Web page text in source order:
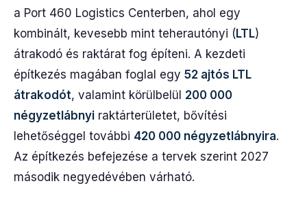
a Port 460 Logistics Centerben, ahol egy
kombinált, kevesebb mint teherautónyi ( LTL)
átrakodó és raktárat fog építeni. A kezdeti
építkezés magában foglal egy 52 ajtós LTL
átrakodót, valamint körülbelül 200 000
négyzetlábnyi raktárterületet, bővítési
lehetőséggel további 420 000 négyzetlábnyira.
Az építkezés befejezése a tervek szerint 2027
második negyedévében várható.